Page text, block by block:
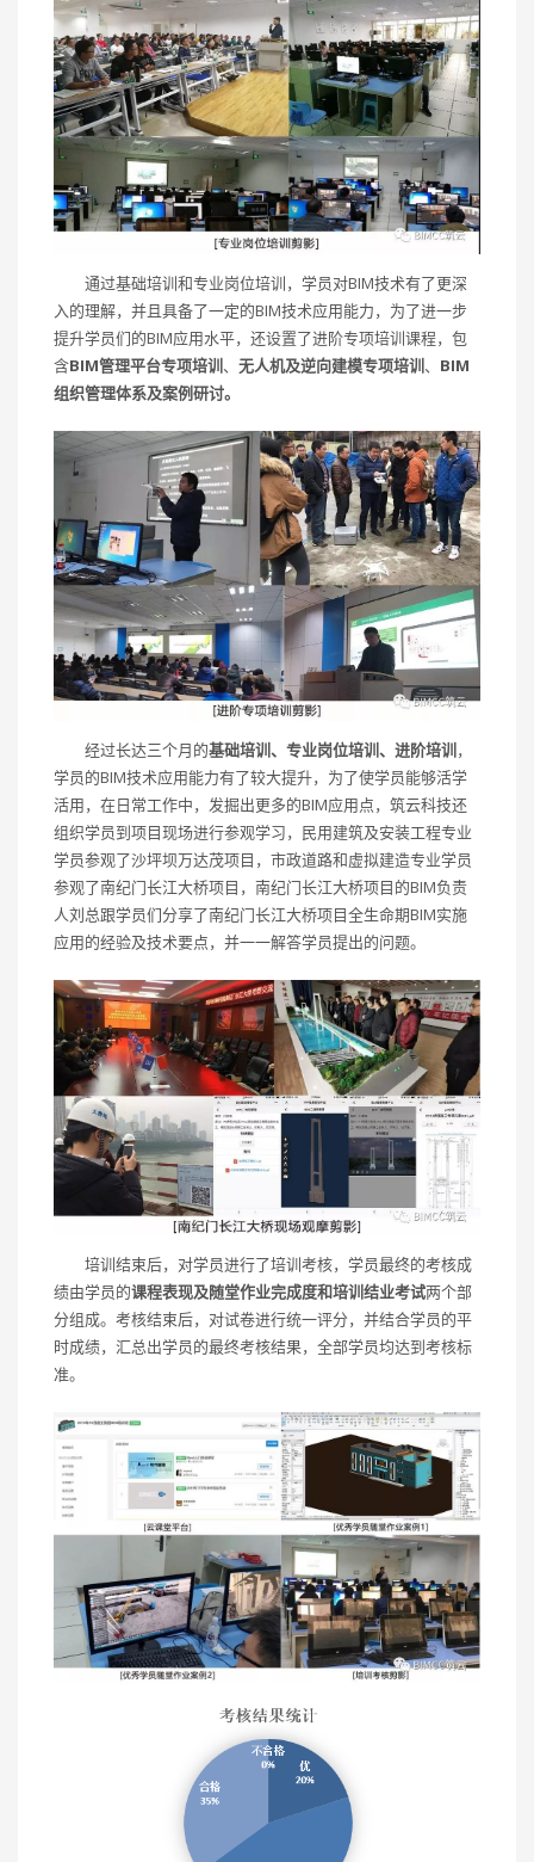
通过基础培训和专业岗位培训，学员对BIM技术有了更深
入的理解，并且具备了一定的BIM技术应用能力，为了进一步
提升学员们的BIM应用水平，还设置了进阶专项培训课程，包
含BIM管理平台专项培训、 无人机及逆向建模专项培训、 BIM
组织管理体系及案例研讨。
经过长达三个月的基础培训、专业岗位培训、进阶培训，
学员的BIM技术应用能力有了较大提升，为了使学员能够活学
活用，在日常工作中，发掘出更多的BIM应用点，筑云科技还
组织学员到项目现场进行参观学习，民用建筑及安装工程专业
学员参观了沙坪坝万达茂项目，市政道路和虚拟建造专业学员
参观了南纪门长江大桥项目，南纪门长江大桥项目的BIM负责
人刘总跟学员们分享了南纪门长江大桥项目全生命期BIM实施
应用的经验及技术要点，并一一解答学员提出的问题。
培训结束后，对学员进行了培训考核，学员最终的考核成
绩由学员的课程表现及随堂作业完成度和培训结业考试两个部
分组成。考核结束后，对试卷进行统一评分，并结合学员的平
时成绩，汇总出学员的最终考核结果，全部学员均达到考核标
准。